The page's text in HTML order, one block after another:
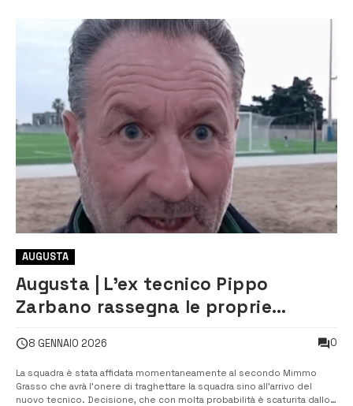
AUGUSTA
Augusta | L’ex tecnico Pippo
Zarbano rassegna le proprie
8 GENNAIO 2026 0
La squadra è stata affidata momentaneamente al secondo Mimmo
Grasso che avrà l’onere di traghettare la squadra sino all’arrivo del
nuovo tecnico. Decisione, che con molta probabilità è scaturita dallo